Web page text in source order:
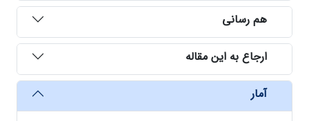
هم رسانی
ارجاع به این مقاله
آمار